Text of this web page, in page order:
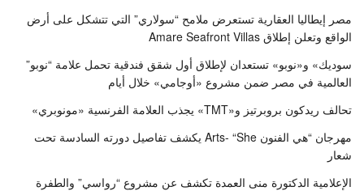
مصر إيطاليا العقارية تستعرض ملامح “سولاري” التي تتشكل على أرض
الواقع وتعلن إطلاق Amare Seafront Villas
سوديك» و«نوبو» تستعدان لإطلاق أول شقق فندقية تحمل علامة “نوبو”
العالمية في مصر ضمن مشروع «أوجامي» خلال أيام
تحالف ريدكون بروبرتيز و«TMT» يجذب العلامة الفرنسية «مونوبري»
مهرجان “هي الفنون Arts- “She يكشف تفاصيل دورته السادسة تحت
شعار
الإعلامية الدكتورة منى العمدة تكشف عن مشروع “رواسي” والطفرة